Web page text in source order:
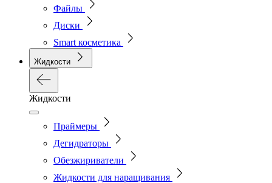
Файлы
Диски
Smart косметика
Жидкости
Жидкости
Праймеры
Дегидраторы
Обезжириватели
Жидкости для наращивания